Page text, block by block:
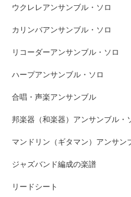
ウクレレアンサンブル・ソロ
カリンバアンサンブル・ソロ
リコーダーアンサンブル・ソロ
ハープアンサンブル・ソロ
合唱・声楽アンサンブル
邦楽器（和楽器）アンサンブル・
マンドリン（ギタマン）アンサン
ジャズバンド編成の楽譜
リードシート